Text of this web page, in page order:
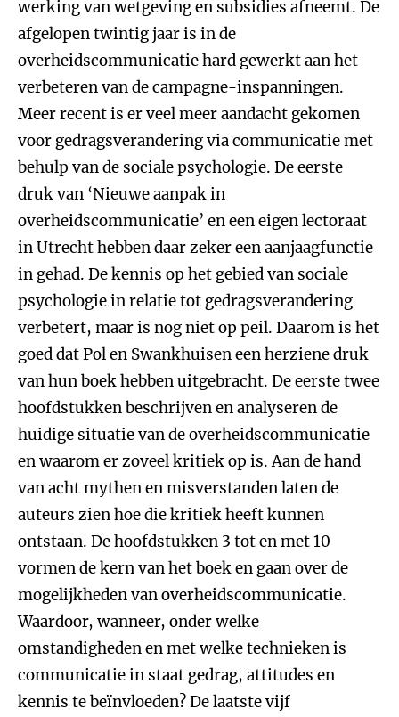
werking van wetgeving en subsidies afneemt. De
afgelopen twintig jaar is in de
overheidscommunicatie hard gewerkt aan het
verbeteren van de campagne-inspanningen.
Meer recent is er veel meer aandacht gekomen
voor gedragsverandering via communicatie met
behulp van de sociale psychologie. De eerste
druk van ‘Nieuwe aanpak in
overheidscommunicatie’ en een eigen lectoraat
in Utrecht hebben daar zeker een aanjaagfunctie
in gehad. De kennis op het gebied van sociale
psychologie in relatie tot gedragsverandering
verbetert, maar is nog niet op peil. Daarom is het
goed dat Pol en Swankhuisen een herziene druk
van hun boek hebben uitgebracht. De eerste twee
hoofdstukken beschrijven en analyseren de
huidige situatie van de overheidscommunicatie
en waarom er zoveel kritiek op is. Aan de hand
van acht mythen en misverstanden laten de
auteurs zien hoe die kritiek heeft kunnen
ontstaan. De hoofdstukken 3 tot en met 10
vormen de kern van het boek en gaan over de
mogelijkheden van overheidscommunicatie.
Waardoor, wanneer, onder welke
omstandigheden en met welke technieken is
communicatie in staat gedrag, attitudes en
kennis te beïnvloeden? De laatste vijf